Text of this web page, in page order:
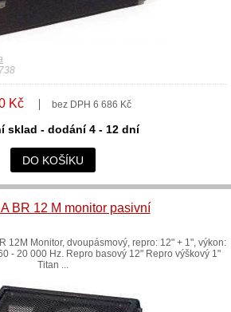
Kč bez DPH 6 686 Kč
sklad - dodání 4 - 12 dní
DO KOŠÍKU
BR 12 M monitor pasivní
12M Monitor, dvoupásmový, repro: 12" + 1", výkon:
- 20 000 Hz. Repro basový 12" Repro výškový 1"
Titan ...